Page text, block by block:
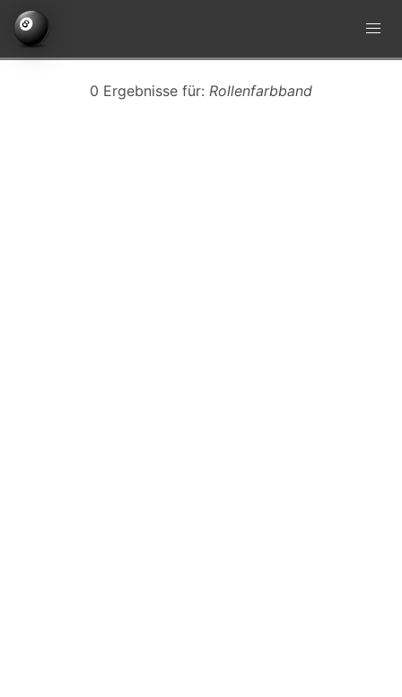
0 Ergebnisse für: Rollenfarbband